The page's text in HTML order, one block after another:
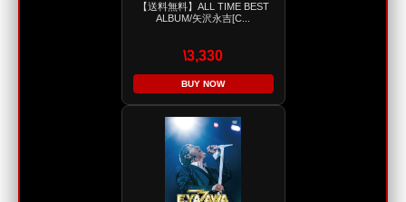
【送料無料】ALL TIME BEST
ALBUM/矢沢永吉[C...
\3,330
BUY NOW